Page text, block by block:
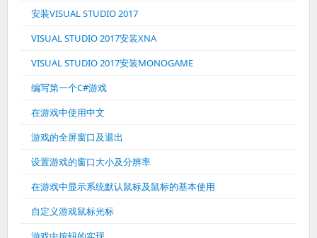
安装VISUAL STUDIO 2017
VISUAL STUDIO 2017安装XNA
VISUAL STUDIO 2017安装MONOGAME
编写第一个C#游戏
在游戏中使用中文
游戏的全屏窗口及退出
设置游戏的窗口大小及分辨率
在游戏中显示系统默认鼠标及鼠标的基本使用
自定义游戏鼠标光标